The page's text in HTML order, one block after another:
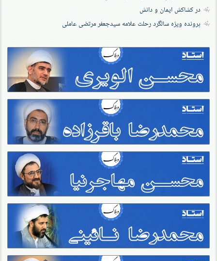
در کشاکش ایمان و دانش
پرونده‌ ویژه سالگرد رحلت علامه سیدجعفر مرتضی عاملی